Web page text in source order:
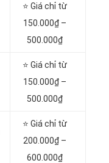
⭐ Giá chỉ từ
150.000₫ –
500.000₫
⭐ Giá chỉ từ
150.000₫ –
500.000₫
⭐ Giá chỉ từ
200.000₫ –
600.000₫